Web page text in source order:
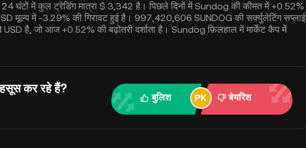
घंटों में कुल ट्रेडिंग मात्रा $ 3,342 है। पिछले दिनों में Sundog की कीमत में +0.52%
मूल्य में -3.29% की गिरावट हुई है। 997,420,606 SUNDOG की सर्क्युलेटिंग सप्लाई
है, जो आज +0.52% की बढ़ोतरी दर्शाता है। Sundog फ़िलहाल में मार्केट कैप में
कर रहे हैं?
बुलिश बेयरिश